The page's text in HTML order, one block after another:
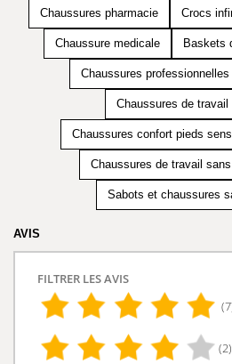
Chaussures pharmacie Crocs
Chaussure medicale Baskets
Chaussures
Chaussures de travail
Chaussures confort pieds
Chaussures de travail
Sabots et chaussures
AVIS
FILTRER LES AVIS
(2)